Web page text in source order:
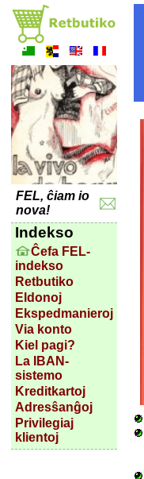
FEL, ĉiam io
nova!
Indekso
Ĉefa FEL-
indekso
Retbutiko
Eldonoj
Ekspedmanieroj
Via konto
Kiel pagi?
La IBAN-
sistemo
Kreditkartoj
Adresŝanĝoj
Privilegiaj
klientoj